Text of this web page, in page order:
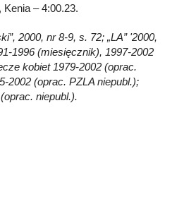
– 4:00.23.
2000, nr 8-9, s. 72; „LA” '2000,
1996 (miesięcznik), 1997-2002
kobiet 1979-2002 (oprac.
2002 (oprac. PZLA niepubl.);
niepubl.).